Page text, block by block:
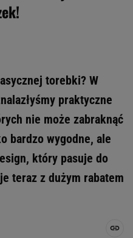
torebki? W
praktyczne
nie może zabraknąć
bardzo wygodne, ale
który pasuje do
teraz z dużym rabatem